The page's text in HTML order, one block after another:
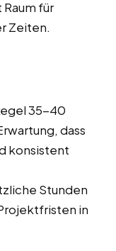
für
Zeiten.
35-40
dass
konsistent
Stunden
in